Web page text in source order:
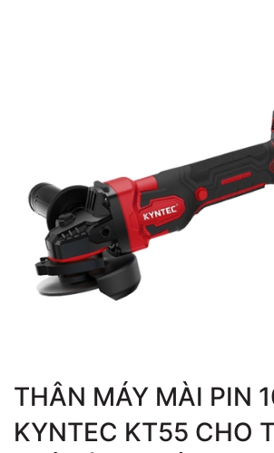
THÂN MÁY MÀI PIN
KYNTEC KT55 CHO